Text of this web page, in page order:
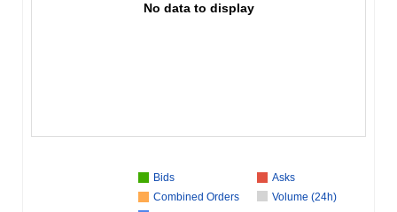
No data to display
Bids
Asks
Combined Orders
Volume (24h)